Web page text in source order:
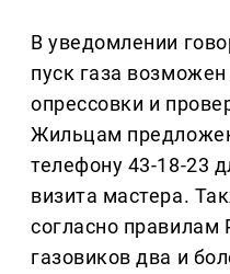
В уведомлении
пуск газа
опрессовки и
Жильцам
телефону 43-18-23
визита мастера.
согласно
газовиков два и